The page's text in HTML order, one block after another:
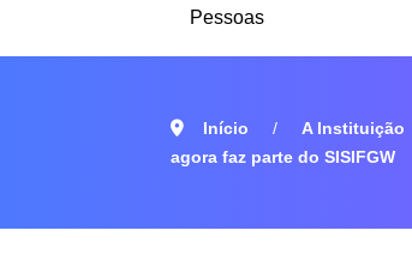
Pessoas
Início A Instituição
agora faz parte do SISIFGW